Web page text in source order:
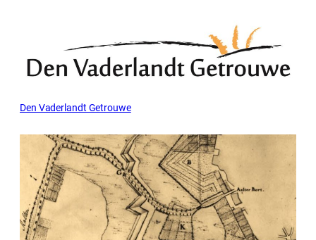
Den Vaderlandt Getrouwe